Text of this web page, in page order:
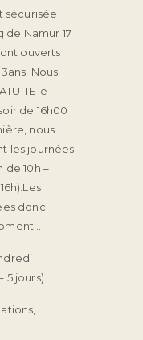
sécurisée
de Namur 17
ouverts
Nous
le
de 16h00
nous
les journées
de 10h –
donc
5 jours).